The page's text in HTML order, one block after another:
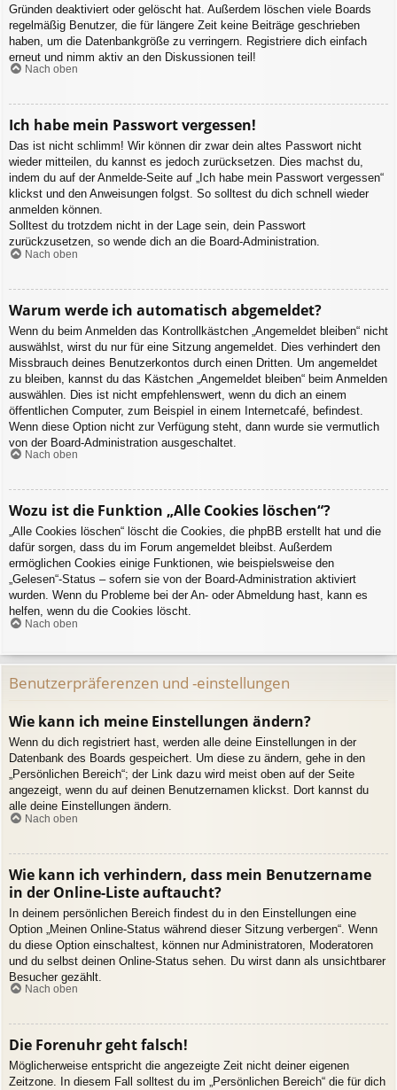
Gründen deaktiviert oder gelöscht hat. Außerdem löschen viele Boards
regelmäßig Benutzer, die für längere Zeit keine Beiträge geschrieben
haben, um die Datenbankgröße zu verringern. Registriere dich einfach
erneut und nimm aktiv an den Diskussionen teil!
Nach oben
Ich habe mein Passwort vergessen!
Das ist nicht schlimm! Wir können dir zwar dein altes Passwort nicht
wieder mitteilen, du kannst es jedoch zurücksetzen. Dies machst du,
indem du auf der Anmelde-Seite auf „Ich habe mein Passwort vergessen“
klickst und den Anweisungen folgst. So solltest du dich schnell wieder
anmelden können.
Solltest du trotzdem nicht in der Lage sein, dein Passwort
zurückzusetzen, so wende dich an die Board-Administration.
Nach oben
Warum werde ich automatisch abgemeldet?
Wenn du beim Anmelden das Kontrollkästchen „Angemeldet bleiben“ nicht
auswählst, wirst du nur für eine Sitzung angemeldet. Dies verhindert den
Missbrauch deines Benutzerkontos durch einen Dritten. Um angemeldet
zu bleiben, kannst du das Kästchen „Angemeldet bleiben“ beim Anmelden
auswählen. Dies ist nicht empfehlenswert, wenn du dich an einem
öffentlichen Computer, zum Beispiel in einem Internetcafé, befindest.
Wenn diese Option nicht zur Verfügung steht, dann wurde sie vermutlich
von der Board-Administration ausgeschaltet.
Nach oben
Wozu ist die Funktion „Alle Cookies löschen“?
„Alle Cookies löschen“ löscht die Cookies, die phpBB erstellt hat und die
dafür sorgen, dass du im Forum angemeldet bleibst. Außerdem
ermöglichen Cookies einige Funktionen, wie beispielsweise den
„Gelesen“-Status – sofern sie von der Board-Administration aktiviert
wurden. Wenn du Probleme bei der An- oder Abmeldung hast, kann es
helfen, wenn du die Cookies löscht.
Nach oben
Benutzerpräferenzen und -einstellungen
Wie kann ich meine Einstellungen ändern?
Wenn du dich registriert hast, werden alle deine Einstellungen in der
Datenbank des Boards gespeichert. Um diese zu ändern, gehe in den
„Persönlichen Bereich“; der Link dazu wird meist oben auf der Seite
angezeigt, wenn du auf deinen Benutzernamen klickst. Dort kannst du
alle deine Einstellungen ändern.
Nach oben
Wie kann ich verhindern, dass mein Benutzername
in der Online-Liste auftaucht?
In deinem persönlichen Bereich findest du in den Einstellungen eine
Option „Meinen Online-Status während dieser Sitzung verbergen“. Wenn
du diese Option einschaltest, können nur Administratoren, Moderatoren
und du selbst deinen Online-Status sehen. Du wirst dann als unsichtbarer
Besucher gezählt.
Nach oben
Die Forenuhr geht falsch!
Möglicherweise entspricht die angezeigte Zeit nicht deiner eigenen
Zeitzone. In diesem Fall solltest du im „Persönlichen Bereich“ die für dich